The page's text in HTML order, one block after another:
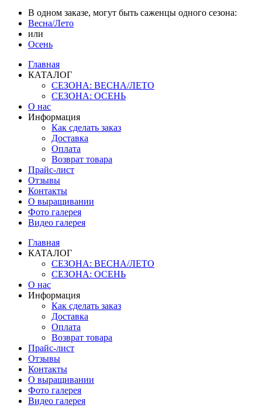
В одном заказе, могут быть саженцы одного сезона:
Весна/Лето
или
Осень
Главная
КАТАЛОГ
СЕЗОНА: ВЕСНА/ЛЕТО
СЕЗОНА: ОСЕНЬ
О нас
Информация
Как сделать заказ
Доставка
Оплата
Возврат товара
Прайс-лист
Отзывы
Контакты
О выращивании
Фото галерея
Видео галерея
Главная
КАТАЛОГ
СЕЗОНА: ВЕСНА/ЛЕТО
СЕЗОНА: ОСЕНЬ
О нас
Информация
Как сделать заказ
Доставка
Оплата
Возврат товара
Прайс-лист
Отзывы
Контакты
О выращивании
Фото галерея
Видео галерея